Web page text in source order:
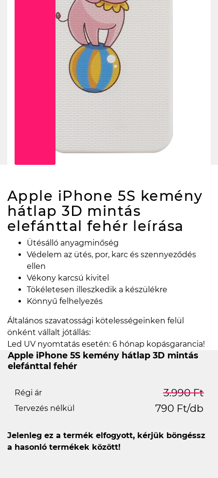
Apple iPhone 5S kemény
hátlap 3D mintás
elefánttal fehér leírása
Ütésálló anyagminőség
Védelem az ütés, por, karc és szennyeződés
ellen
Vékony karcsú kivitel
Tökéletesen illeszkedik a készülékre
Könnyű felhelyezés
Általános szavatossági kötelességeinken felül
önként vállalt jótállás:
Led UV nyomtatás esetén: 6 hónap kopásgarancia!
Apple iPhone 5S kemény hátlap 3D mintás
elefánttal fehér
Régi ár 3.990 Ft
Tervezés nélkül 790 Ft/db
Jelenleg ez a termék elfogyott, kérjük böngéssz
a hasonló termékek között!